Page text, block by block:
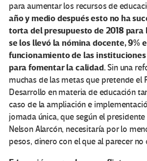
para aumentar los recursos de
año y medio después esto no ha
torta del presupuesto de 2018 para
se los llevó la nómina docente, 9%
funcionamiento de las instituciones
para fomentar la calidad.Sin una
muchas de las metas que pretende el
Desarrollo en materia de educación
caso de la ampliación e
jornada única, que según el
Nelson Alarcón, necesitaría por lo
pesos, dinero con el que al parecer no